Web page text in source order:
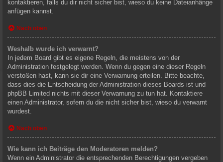
kontaktieren, falls du dir nicht sicher bist, wieso du keine Dateianhänge
anfügen kannst.
Nach oben
Weshalb wurde ich verwarnt?
In jedem Board gibt es eigene Regeln, die meistens von der
Administration festgelegt werden. Wenn du gegen eine dieser Regeln
verstoßen hast, kann sie dir eine Verwarnung erteilen. Bitte beachte,
dass dies die Entscheidung der Administration dieses Boards ist und
phpBB Limited nichts mit dieser Verwarnung zu tun hat. Kontaktiere
einen Administrator, sofern du die nicht sicher bist, wieso du verwarnt
wurdest.
Nach oben
Wie kann ich Beiträge den Moderatoren melden?
Wenn ein Administrator die entsprechenden Berechtigungen vergeben